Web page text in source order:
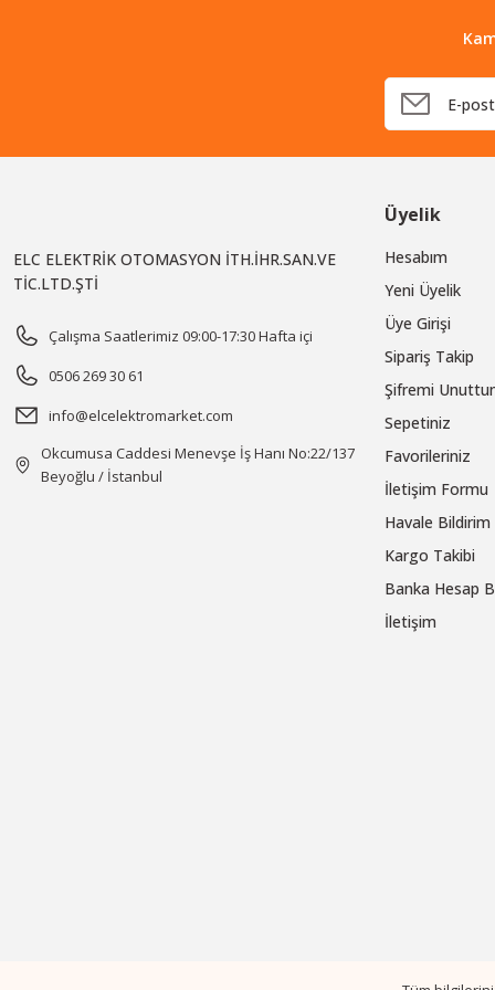
ELC ELEKTRİK OTOMASYON İTH.İHR.SAN.VE
TİC.LTD.ŞTİ
Çalışma Saatlerimiz 09:00-17:30 Hafta içi
0506 269 30 61
info@elcelektromarket.com
Okcumusa Caddesi Menevşe İş Hanı No:22/137
Beyoğlu / İstanbul
Üyelik
Hesabım
Yeni Üyelik
Üye Girişi
Sipariş Takip
Şifremi
Sepetiniz
Favorileriniz
İletişim Formu
Havale
Kargo Takibi
Banka Hesap
İletişim